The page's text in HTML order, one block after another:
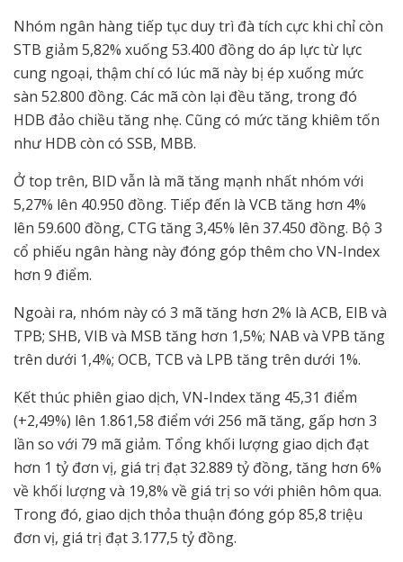
Nhóm ngân hàng tiếp tục duy trì đà tích cực khi chỉ còn
STB giảm 5,82% xuống 53.400 đồng do áp lực từ lực
cung ngoại, thậm chí có lúc mã này bị ép xuống mức
sàn 52.800 đồng. Các mã còn lại đều tăng, trong đó
HDB đảo chiều tăng nhẹ. Cũng có mức tăng khiêm tốn
như HDB còn có SSB, MBB.
Ở top trên, BID vẫn là mã tăng mạnh nhất nhóm với
5,27% lên 40.950 đồng. Tiếp đến là VCB tăng hơn 4%
lên 59.600 đồng, CTG tăng 3,45% lên 37.450 đồng. Bộ 3
cổ phiếu ngân hàng này đóng góp thêm cho VN-Index
hơn 9 điểm.
Ngoài ra, nhóm này có 3 mã tăng hơn 2% là ACB, EIB và
TPB; SHB, VIB và MSB tăng hơn 1,5%; NAB và VPB tăng
trên dưới 1,4%; OCB, TCB và LPB tăng trên dưới 1%.
Kết thúc phiên giao dịch, VN-Index tăng 45,31 điểm
(+2,49%) lên 1.861,58 điểm với 256 mã tăng, gấp hơn 3
lần so với 79 mã giảm. Tổng khối lượng giao dịch đạt
hơn 1 tỷ đơn vị, giá trị đạt 32.889 tỷ đồng, tăng hơn 6%
về khối lượng và 19,8% về giá trị so với phiên hôm qua.
Trong đó, giao dịch thỏa thuận đóng góp 85,8 triệu
đơn vị, giá trị đạt 3.177,5 tỷ đồng.